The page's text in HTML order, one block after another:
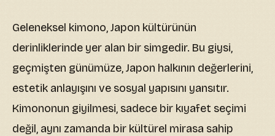
Geleneksel kimono, Japon kültürünün
derinliklerinde yer alan bir simgedir. Bu giysi,
geçmişten günümüze, Japon halkının değerlerini,
estetik anlayışını ve sosyal yapısını yansıtır.
Kimononun giyilmesi, sadece bir kıyafet seçimi
değil, aynı zamanda bir kültürel mirasa sahip